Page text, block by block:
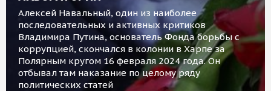
Алексей Навальный, один из наиболее
последовательных и активных критиков
Владимира Путина, основатель Фонда борьбы с
коррупцией, скончался в колонии в Харпе за
Полярным кругом 16 февраля 2024 года. Он
отбывал там наказание по целому ряду
политических статей